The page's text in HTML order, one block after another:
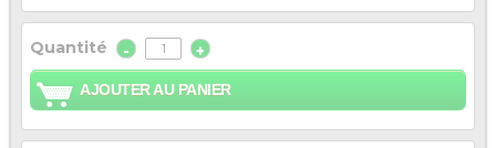
Quantité - +
AJOUTER AU PANIER